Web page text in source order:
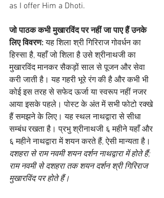
as I offer Him a Dhoti.
जो पाठक कभी मुखारविंद पर नहीं जा पाए हैं उनके
लिए विवरण: यह शिला श्री गिरिराज गोवर्धन का
हिस्सा है, यहाँ जो शिला है उसे श्रीनाथजी का
मुखारविंद मानकर सैकड़ों साल से पूजन और सेवा
करी जाती है। यह गहरी भूरे रंग की है और कभी भी
कोई इस तरह से सफेद ऊर्जा या स्वरूप नहीं नजर
आया इसके पहले। पोस्ट के अंत में सभी फोटो रक्खे
हैं समझने के लिए। यह स्थल नाथद्वारा से सीधा
सम्बंध रखता है। प्रभु श्रीनाथजी ६ महीने यहाँ और
६ महीने नाथद्वारा में शयन करते हैं, ऐसी मान्यता है।
दशहरा से राम नवमी शयन दर्शन नाथद्वारा में होते हैं;
राम नवमी से दशहरा तक शयन दर्शन श्री गिरिराज
मुखारविंद पर होते हैं।